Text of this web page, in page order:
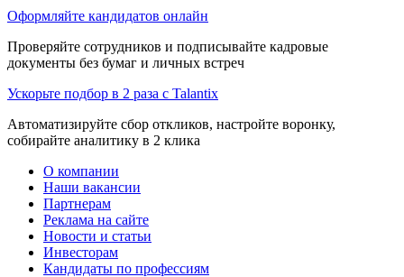
Оформляйте кандидатов онлайн
Проверяйте сотрудников и подписывайте кадровые
документы без бумаг и личных встреч
Ускорьте подбор в 2 раза с Talantix
Автоматизируйте сбор откликов, настройте воронку,
собирайте аналитику в 2 клика
О компании
Наши вакансии
Партнерам
Реклама на сайте
Новости и статьи
Инвесторам
Кандидаты по профессиям